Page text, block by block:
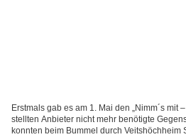
Erstmals gab es am 1. Mai den „Nimm´s mit
stellten Anbieter nicht mehr benötigte
konnten beim Bummel durch Veitshöchheim